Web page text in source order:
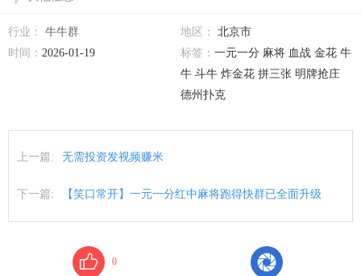
行业： 牛牛群 地区：
北京市
时间： 2026-01-19 标签： 一元一分 麻将 血战 金花 牛
牛 斗牛 炸金花 拼三张 明牌抢庄
德州扑克
上一篇: 无需投资发视频赚米
下一篇: 【笑口常开】一元一分红中麻将跑得快群已全面升级
0